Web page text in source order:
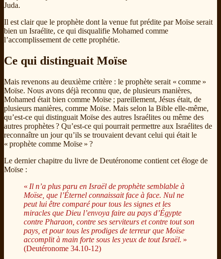
Juda.
Il est clair que le prophète dont la venue fut prédite par Moïse serait
bien un Israélite, ce qui disqualifie Mohamed comme
l’accomplissement de cette prophétie.
Ce qui distinguait Moïse
Mais revenons au deuxième critère : le prophète serait « comme »
Moïse. Nous avons déjà reconnu que, de plusieurs manières,
Mohamed était bien comme Moïse ; pareillement, Jésus était, de
plusieurs manières, comme Moïse. Mais selon la Bible elle-même,
qu’est-ce qui distinguait Moïse des autres Israélites ou même des
autres prophètes ? Qu’est-ce qui pourrait permettre aux Israélites de
reconnaître un jour qu’ils se trouvaient devant celui qui était le
« prophète comme Moïse » ?
Le dernier chapitre du livre de Deutéronome contient cet éloge de
Moïse :
« Il n’a plus paru en Israël de prophète semblable à
Moïse, que l’Éternel connaissait face à face. Nul ne
peut lui être comparé pour tous les signes et les
miracles que Dieu l’envoya faire au pays d’Égypte
contre Pharaon, contre ses serviteurs et contre tout son
pays, et pour tous les prodiges de terreur que Moïse
accomplit à main forte sous les yeux de tout Israël. »
(Deutéronome 34.10-12)